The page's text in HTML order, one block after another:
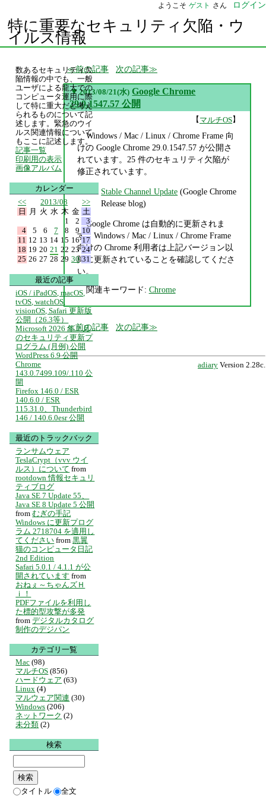
ようこそ ゲスト さん ログイン
特に重要なセキュリティ欠陥・ウ
イルス情報
前の記事 次の記事
▼ 2013/08/21(水) Google Chrome
29.0.1547.57 公開
【マルチOS】
Windows / Mac / Linux / Chrome Frame 向
けの Google Chrome 29.0.1547.57 が公開さ
れています。25 件のセキュリティ欠陥が
修正されています。
Stable Channel Update (Google Chrome
Release blog)
Google Chrome は自動的に更新されま
す。Windows / Mac / Linux / Chrome Frame
向けの Chrome 利用者は上記バージョン以
降に更新されていることを確認してくださ
い。
関連キーワード: Chrome
前の記事 次の記事
adiary Version 2.28c.
数あるセキュリティ欠
陥情報の中でも、一般
ユーザによる龍大での
コンピュータ運用に際
して特に重大だと考え
られるものについて記
述します。緊急のウイ
ルス関連情報について
もここに記述します。
記事一覧
印刷用の表示
画像アルバム
カレンダー
<<
2013/08
>>
日
月 火 水 木 金 土
1
2
3
4
5 6 7 8 9 10
11 12 13 14 15 16 17
18 19 20 21 22 23 24
25 26 27 28 29 30 31
最近の記事
iOS / iPadOS, macOS,
tvOS, watchOS,
visionOS, Safari 更新版
公開（26.3等）
Microsoft 2026 年 2 月
のセキュリティ更新プ
ログラム (月例) 公開
WordPress 6.9 公開
Chrome
143.0.7499.109/.110 公
開
Firefox 146.0 / ESR
140.6.0 / ESR
115.31.0、Thunderbird
146 / 140.6.0esr 公開
最近のトラックバック
ランサムウェア
TeslaCrypt（vvv ウイ
ルス）について from
rootdown 情報セキュリ
ティブログ
Java SE 7 Update 55、
Java SE 8 Update 5 公開
from むぎの手記
Windows に更新プログ
ラム 2718704 を適用し
てください from 黒翼
猫のコンピュータ日記
2nd Edition
Safari 5.0.1 / 4.1.1 が公
開されています from
おねぇ～ちゃんズＨ
ｉ！
PDFファイルを利用し
た標的型攻撃が多発
from デジタルカタログ
制作のデジパン
カテゴリ一覧
Mac (98)
マルチOS (856)
ハードウェア (63)
Linux (4)
マルウェア関連 (30)
Windows (206)
ネットワーク (2)
未分類 (2)
検索
タイトル 全文